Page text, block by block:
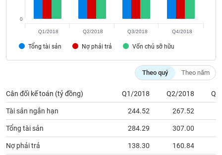
Tổng tài sản Nợ phải trả Vốn chủ sỡ hữu
0
Q1/2018 Q2/2018 Q3/2018 Q4/2018
Theo quý Theo năm
Cân đối kế toán (tỷ đồng) Q1/2018 Q2/2018
Tài sản ngắn hạn 244.52 267.52
Tổng tài sản 284.29 307.00
Nợ phải trả 138.30 160.84
Công
cụ
tư